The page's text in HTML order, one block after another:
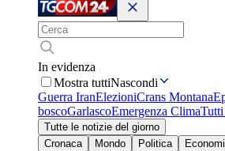
In evidenza
Mostra tuttiNascondi
Guerra IranElezioniCrans Montana
boscoGarlascoEmergenza ClimaTutti
Tutte le notizie del giorno
Cronaca
Mondo Politica